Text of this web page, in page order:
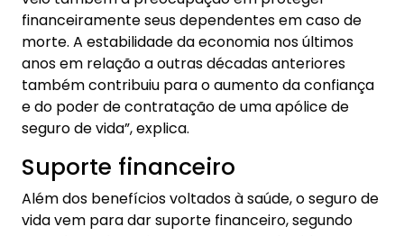
financeiramente seus dependentes em caso de
morte. A estabilidade da economia nos últimos
anos em relação a outras décadas anteriores
também contribuiu para o aumento da confiança
e do poder de contratação de uma apólice de
seguro de vida”, explica.
Suporte financeiro
Além dos benefícios voltados à saúde, o seguro de
vida vem para dar suporte financeiro, segundo